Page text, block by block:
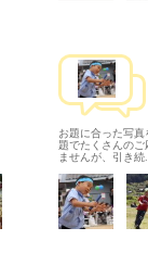
お題に合った写
題でたくさんの
ませんが、引き続